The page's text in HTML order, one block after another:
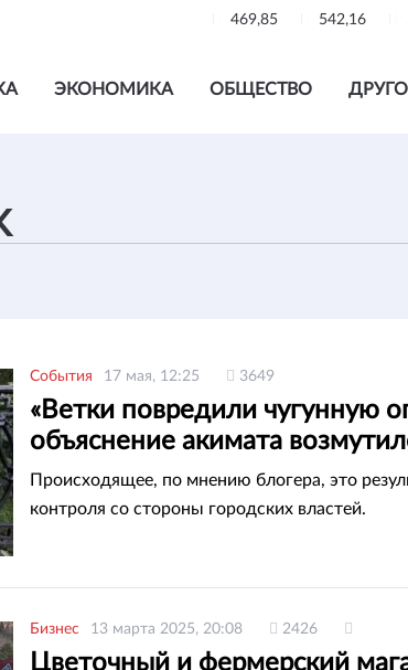
469,85 542,16
ЭКОНОМИКА ОБЩЕСТВО
События 17 мая, 12:25 3649
«Ветки повредили чугунную
объяснение акимата
Алматы
Происходящее, по мнению блогера, это
контроля со стороны городских властей.
Бизнес 13 марта 2025, 20:08 2426
Цветочный и фермерский